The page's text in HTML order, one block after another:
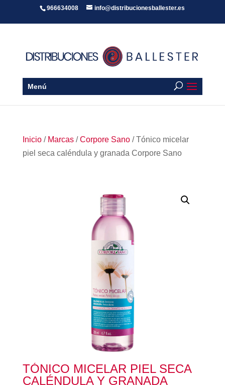
966634008 info@distribucionesballester.es
Menú
Inicio/ Marcas/Corpore Sano/ Tónico micelar
piel seca caléndula y granada Corpore Sano
TÓNICO MICELAR PIEL SECA
CALÉNDULA Y GRANADA